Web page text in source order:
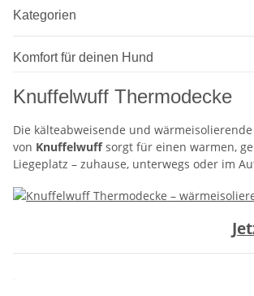
Kategorien
Komfort für deinen Hund
Knuffelwuff Thermodecke
Die kälteabweisende und
von Knuffelwuffsorgt für einen warmen,
Liegeplatz – zuhause, unterwegs oder im